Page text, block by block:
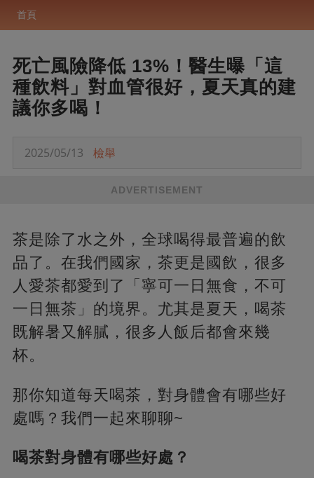
首頁
死亡風險降低 13%！醫生曝「這
種飲料」對血管很好，夏天真的建
議你多喝！
2025/05/13 檢舉
ADVERTISEMENT
茶是除了水之外，全球喝得最普遍的飲
品了。在我們國家，茶更是國飲，很多
人愛茶都愛到了「寧可一日無食，不可
一日無茶」的境界。尤其是夏天，喝茶
既解暑又解膩，很多人飯后都會來幾
杯。
那你知道每天喝茶，對身體會有哪些好
處嗎？我們一起來聊聊~
喝茶對身體有哪些好處？